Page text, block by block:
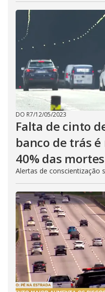
DO R7/12/05/2023
Falta de cinto
banco de trás
40% das
Alertas de conscientização